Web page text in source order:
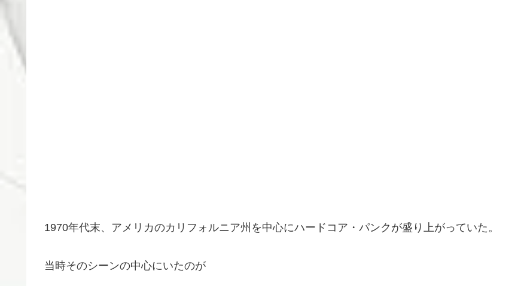
1970年代末、アメリカのカリフォルニア州を中心にハードコア・パンクが盛り上がっていた。
当時そのシーンの中心にいたのが